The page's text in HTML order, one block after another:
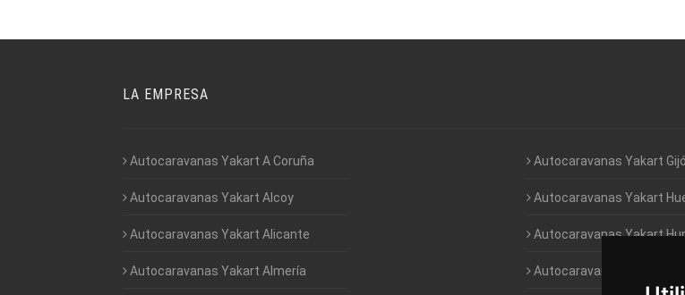
LA EMPRESA
Autocaravanas Yakart A Coruña
Autocaravanas Yakart Alcoy
Autocaravanas Yakart Alicante
Autocaravanas Yakart Almería
Autocaravanas Yakart
Autocaravanas Yakart
Autocaravanas Yakart
Autocaravanas Yakart